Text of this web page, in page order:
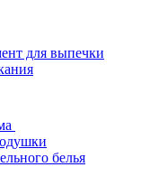
для выпечки
белья